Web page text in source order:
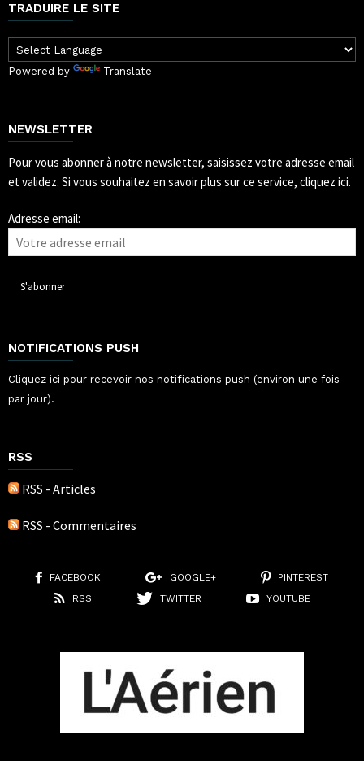
TRADUIRE LE SITE
Powered by Translate
NEWSLETTER
Pour vous abonner à notre newsletter, saisissez votre adresse email
et validez. Si vous souhaitez en savoir plus sur ce service, cliquez ici.
Adresse email:
NOTIFICATIONS PUSH
Cliquez ici pour recevoir nos notifications push (environ une fois
par jour).
RSS
RSS - Articles
RSS - Commentaires
FACEBOOK GOOGLE+
PINTEREST
RSS
TWITTER YOUTUBE